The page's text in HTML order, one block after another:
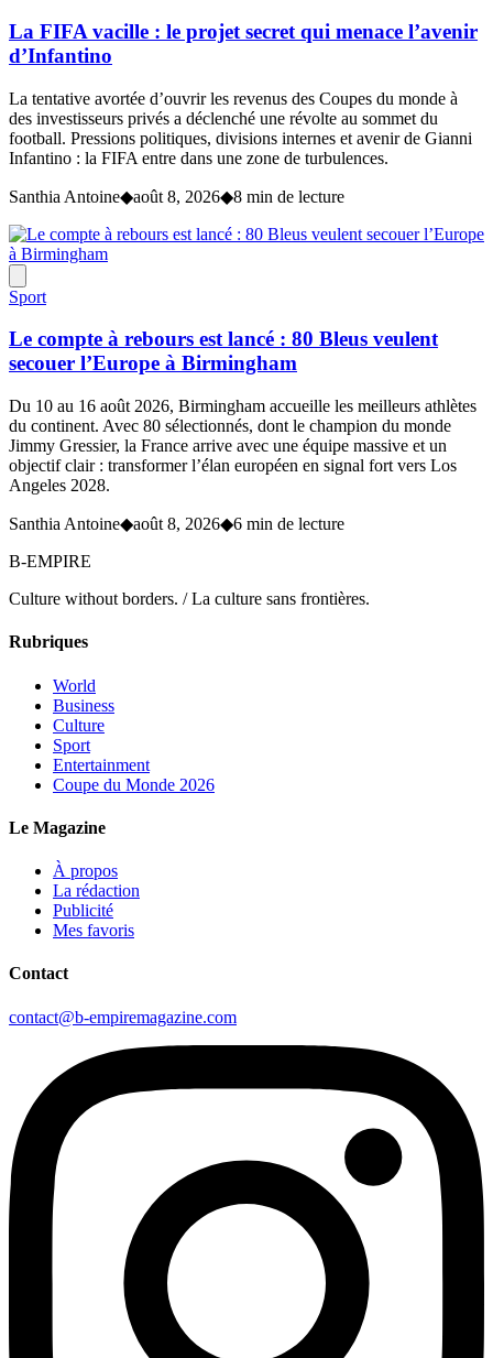
La FIFA vacille : le projet secret qui menace l’avenir
d’Infantino
La tentative avortée d’ouvrir les revenus des Coupes du monde à
des investisseurs privés a déclenché une révolte au sommet du
football. Pressions politiques, divisions internes et avenir de Gianni
Infantino : la FIFA entre dans une zone de turbulences.
Santhia Antoine◆août 8, 2026◆8 min de lecture
Sport
Le compte à rebours est lancé : 80 Bleus veulent
secouer l’Europe à Birmingham
Du 10 au 16 août 2026, Birmingham accueille les meilleurs athlètes
du continent. Avec 80 sélectionnés, dont le champion du monde
Jimmy Gressier, la France arrive avec une équipe massive et un
objectif clair : transformer l’élan européen en signal fort vers Los
Angeles 2028.
Santhia Antoine◆août 8, 2026◆6 min de lecture
B-EMPIRE
Culture without borders. / La culture sans frontières.
Rubriques
World
Business
Culture
Sport
Entertainment
Coupe du Monde 2026
Le Magazine
À propos
La rédaction
Publicité
Mes favoris
Contact
contact@b-empiremagazine.com